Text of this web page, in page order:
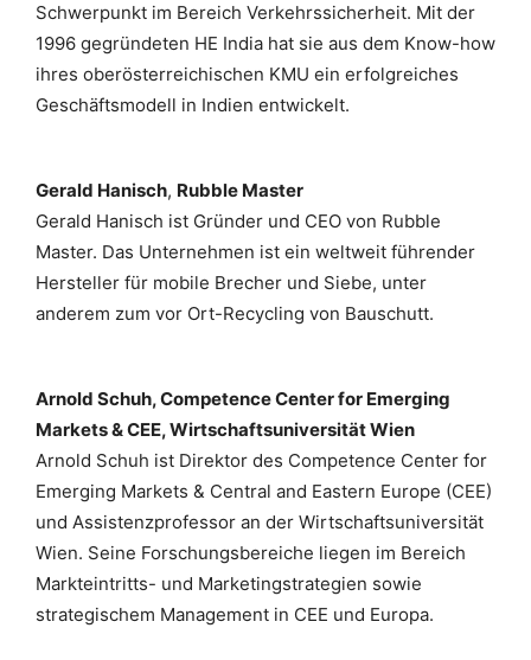
Schwerpunkt im Bereich Verkehrssicherheit. Mit der
1996 gegründeten HE India hat sie aus dem Know-how
ihres oberösterreichischen KMU ein erfolgreiches
Geschäftsmodell in Indien entwickelt.
Gerald Hanisch, Rubble Master
Gerald Hanisch ist Gründer und CEO von Rubble
Master. Das Unternehmen ist ein weltweit führender
Hersteller für mobile Brecher und Siebe, unter
anderem zum vor Ort-Recycling von Bauschutt.
Arnold Schuh, Competence Center for Emerging
Markets & CEE, Wirtschaftsuniversität Wien
Arnold Schuh ist Direktor des Competence Center for
Emerging Markets & Central and Eastern Europe (CEE)
und Assistenzprofessor an der Wirtschaftsuniversität
Wien. Seine Forschungsbereiche liegen im Bereich
Markteintritts- und Marketingstrategien sowie
strategischem Management in CEE und Europa.